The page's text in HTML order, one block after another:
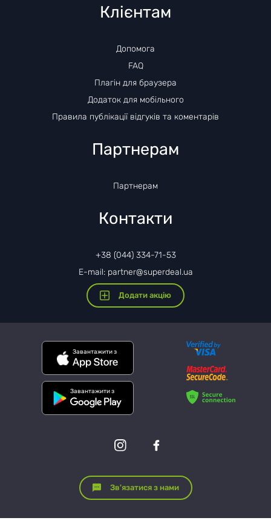
Клієнтам
Допомога
FAQ
Плагін для браузера
Додаток для мобільного
Правила публікації відгуків та коментарів
Партнерам
Партнерам
Контакти
+38 (044) 334-71-53
E-mail: partner@superdeal.ua
Додати акцію
Завантажити з
Завантажити з
Зв'язатися з нами